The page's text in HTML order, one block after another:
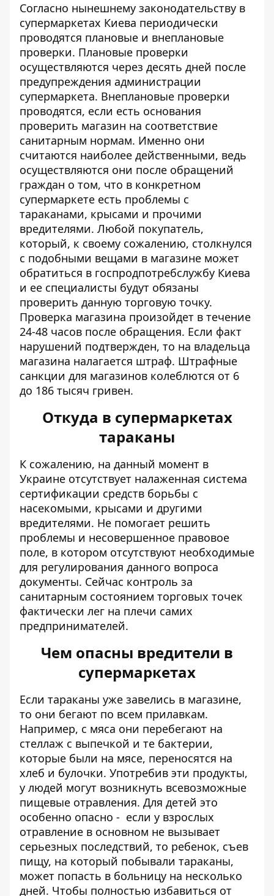
Согласно нынешнему законодательству в
супермаркетах Киева периодически
проводятся плановые и внеплановые
проверки. Плановые проверки
осуществляются через десять дней после
предупреждения администрации
супермаркета. Внеплановые проверки
проводятся, если есть основания
проверить магазин на соответствие
санитарным нормам. Именно они
считаются наиболее действенными, ведь
осуществляются они после обращений
граждан о том, что в конкретном
супермаркете есть проблемы с
тараканами, крысами и прочими
вредителями. Любой покупатель,
который, к своему сожалению, столкнулся
с подобными вещами в магазине может
обратиться в госпродпотребслужбу Киева
и ее специалисты будут обязаны
проверить данную торговую точку.
Проверка магазина произойдет в течение
24-48 часов после обращения. Если факт
нарушений подтвержден, то на владельца
магазина налагается штраф. Штрафные
санкции для магазинов колеблются от 6
до 186 тысяч гривен.
Откуда в супермаркетах
тараканы
К сожалению, на данный момент в
Украине отсутствует налаженная система
сертификации средств борьбы с
насекомыми, крысами и другими
вредителями. Не помогает решить
проблемы и несовершенное правовое
поле, в котором отсутствуют необходимые
для регулирования данного вопроса
документы. Сейчас контроль за
санитарным состоянием торговых точек
фактически лег на плечи самих
предпринимателей.
Чем опасны вредители в
супермаркетах
Если тараканы уже завелись в магазине,
то они бегают по всем прилавкам.
Например, с мяса они перебегают на
стеллаж с выпечкой и те бактерии,
которые были на мясе, переносятся на
хлеб и булочки. Употребив эти продукты,
у людей могут возникнуть всевозможные
пищевые отравления. Для детей это
особенно опасно - если у взрослых
отравление в основном не вызывает
серьезных последствий, то ребенок, съев
пищу, на который побывали тараканы,
может попасть в больницу на несколько
дней. Чтобы полностью избавиться от